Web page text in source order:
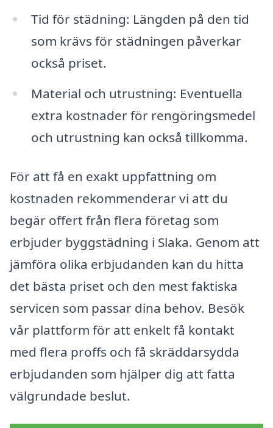
Tid för städning: Längden på den tid
som krävs för städningen påverkar
också priset.
Material och utrustning: Eventuella
extra kostnader för rengöringsmedel
och utrustning kan också tillkomma.
För att få en exakt uppfattning om
kostnaden rekommenderar vi att du
begär offert från flera företag som
erbjuder byggstädning i Slaka. Genom att
jämföra olika erbjudanden kan du hitta
det bästa priset och den mest faktiska
servicen som passar dina behov. Besök
vår plattform för att enkelt få kontakt
med flera proffs och få skräddarsydda
erbjudanden som hjälper dig att fatta
välgrundade beslut.